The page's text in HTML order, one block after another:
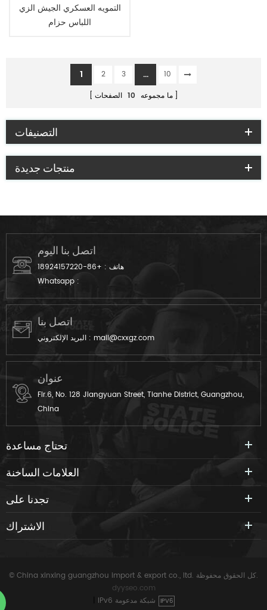
التمويه العسكري الجيش الزي
اللباس حزام
1 2 3 ...
10
ما مجموعه 10 الصفحات
التصنيفات
منتجات جديدة
اتصل بنا اليوم
هاتف : +86-18924157220
Whatsapp :
اتصل بنا
البريد الإلكتروني : mail@cxxgz.com
عنوان
Flr.6, No. 128 Jiangyuan Street, Tianhe District, Guangzhou,
China
تحتاج مساعدة
العلامات الساخنة
تجدنا على
الاشتراك
© China xinxing guangzhou import & export co., ltd. كل الحقوق محفوظة.
dyyseo.com
IPv6 شبكة مدعومة IPV6